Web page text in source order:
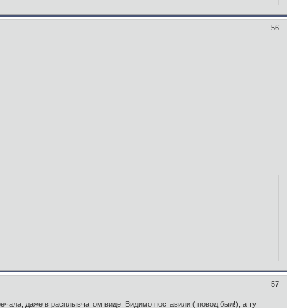
56
57
даже в расплывчатом виде. Видимо поставили ( повод был!), а тут